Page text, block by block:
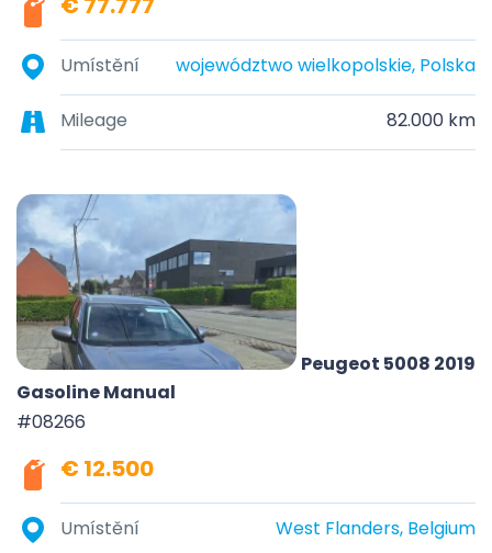
Umístění województwo wielkopolskie, Polska
Mileage 82.000 km
Peugeot 5008 2019
Gasoline Manual
#08266
€ 12.500
Umístění West Flanders, Belgium